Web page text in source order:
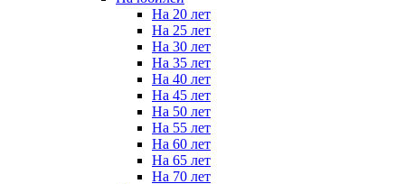
На 20 лет
На 25 лет
На 30 лет
На 35 лет
На 40 лет
На 45 лет
На 50 лет
На 55 лет
На 60 лет
На 65 лет
На 70 лет